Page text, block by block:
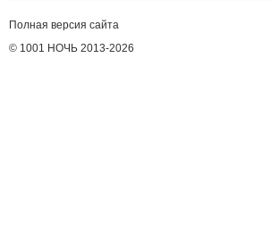
Полная версия сайта
© 1001 НОЧЬ 2013-2026